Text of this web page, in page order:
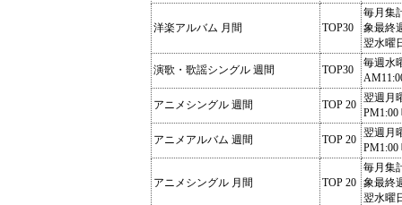
洋楽アルバム 月間 TOP30
毎月集
象最終
翌水曜
演歌・歌謡シングル 週間 TOP30
毎週水
アニメシングル 週間 TOP 20
翌週月
PM1:00
アニメアルバム 週間 TOP 20
翌週月
PM1:00
アニメシングル 月間 TOP 20
毎月集
象最終
翌水曜